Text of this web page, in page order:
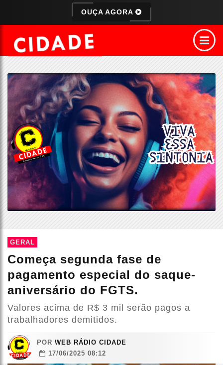
OUÇA AGORA
GERAL
Começa segunda fase de
pagamento especial do saque-
aniversário do FGTS.
Valores acima de R$ 3 mil serão pagos a
trabalhadores demitidos.
POR WEB RÁDIO CIDADE
17/06/2025 08:12